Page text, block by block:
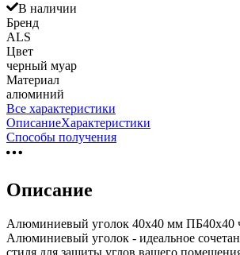
В наличии
Бренд
ALS
Цвет
черный муар
Материал
алюминий
Все характеристики
ОписаниеХарактеристики
Способы получения
Описание
Алюминиевый уголок 40х40 мм ПБ40х40
Алюминиевый уголок - идеальное
стиля для защиты углов вашего